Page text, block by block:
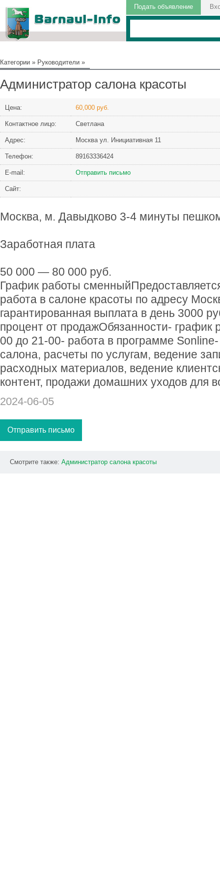
Подать объявление
Категории » Руководители »
Администратор салона красоты
Цена: 60,000 руб.
Контактное лицо: Светлана
Адрес: Москва ул. Инициативная 11
Телефон: 89163336424
Е-mail: Отправить письмо
Сайт:
Москва, м. Давыдково 3-4 минуты
Заработная плата
50 000 — 80 000 руб.
График работы
работа в салоне красоты по адресу
гарантированная выплата в день 3000
процент от продажОбязанности- график
00 до 21-00- работа в программе Sonline-
салона, расчеты по услугам, ведение
расходных материалов, ведение
контент, продажи домашних уходов для
2024-06-05
Отправить письмо
Смотрите также: Администратор салона красоты